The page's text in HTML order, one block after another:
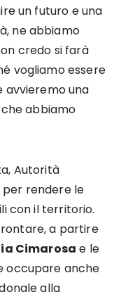
un futuro e una
ne abbiamo
credo si farà
vogliamo essere
avvieremo una
abbiamo
Autorità
per rendere le
con il territorio.
a partire
Cimarosa e le
occupare anche
alla